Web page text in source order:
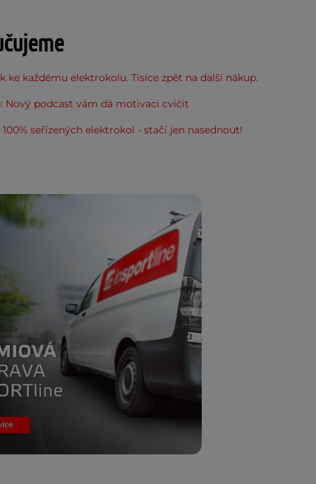
ke každému elektrokolu. Tisíce zpět na další nákup.
Nový podcast vám dá motivaci cvičit
100% seřízených elektrokol - stačí jen nasednout!